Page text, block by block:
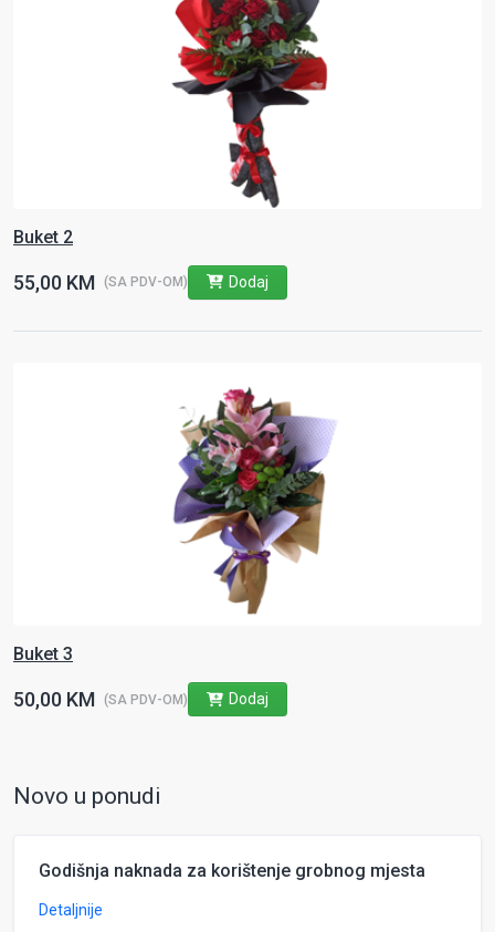
Buket 2
55,00 KM (SA PDV-OM) Dodaj
Buket 3
50,00 KM (SA PDV-OM) Dodaj
Novo u ponudi
Godišnja naknada za korištenje grobnog mjesta
Detaljnije